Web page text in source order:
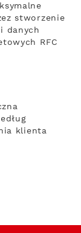
stworzenie
danych
RFC
klienta